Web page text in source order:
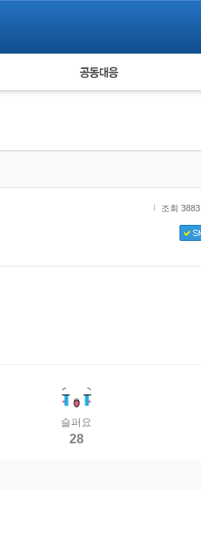
피해자 공동대응
조회 3883
슬퍼요
28